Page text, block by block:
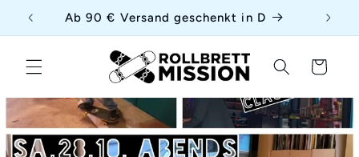
zum
Inhalt
Ab 90 € Versand geschenkt in D
Warenkorb